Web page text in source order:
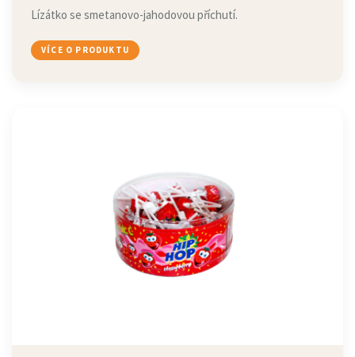
Lízátko se smetanovo-jahodovou příchutí.
VÍCE O PRODUKTU